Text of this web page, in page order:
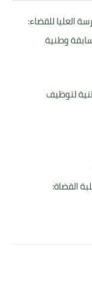
العليا للقضاء:
وطنية
لتوظيف